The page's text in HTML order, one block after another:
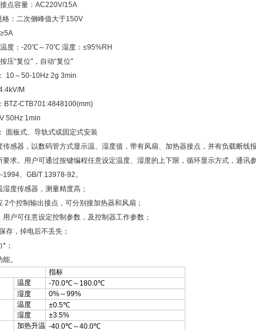
点容量：AC220V/15A
格：二次侧峰值大于150V
度：-20℃～70℃ 湿度：≤95%RH
压“复位"，自动“复位"
10～50-10Hz 2g 3min
M
BTZ-CTB701:4848100(mm)
50Hz 1min
面板式、导轨式或固定式安装
传感器，以数码管方式显示温、湿度值，带有风扇、加热器接点，并有负载断线
要求。用户可通过按键编程任意设定温度、湿度的上下限，循环显示方式，通讯
、GB/T 13978-92。
度传感器，测量精度高；
2个控制输出接点，可分别接加热器和风扇；
户可任意设定控制参数，及控制器工作参数；
存，掉电后不丢失；
；
。
指标
温度
-70.0℃～180.0℃
湿度
0%～99%
温度
±0.5℃
湿度
±3.5%
加热升温 -40.0℃～40.0℃